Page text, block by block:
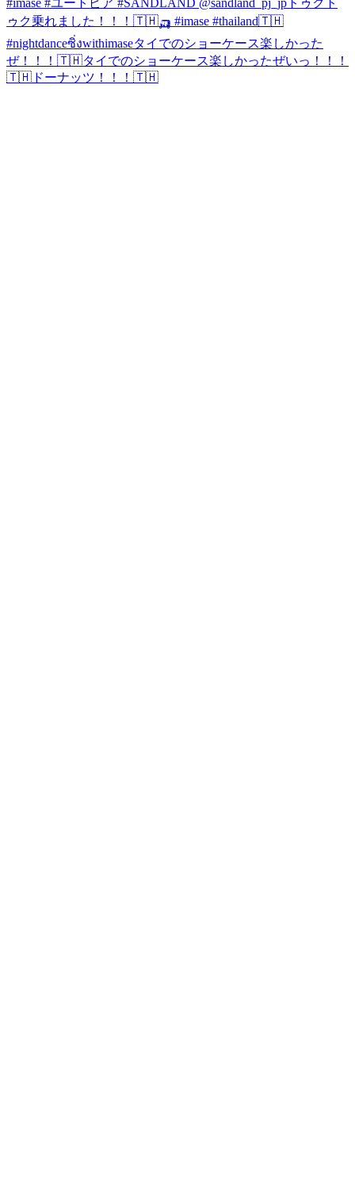
ゥク乗れました！！！🇹🇭🛺 #imase #thailand🇹🇭
#nightdanceซิ่งwithimaseタイでのショーケース楽しかった
ぜ！！！🇹🇭タイでのショーケース楽しかったぜいっ！！！
🇹🇭 ドーナッツ！！！🇹🇭